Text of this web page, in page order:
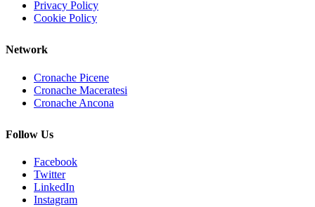
Privacy Policy
Cookie Policy
Network
Cronache Picene
Cronache Maceratesi
Cronache Ancona
Follow Us
Facebook
Twitter
LinkedIn
Instagram